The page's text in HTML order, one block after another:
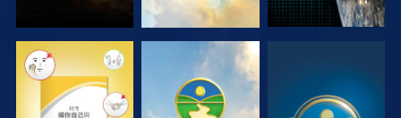
觀看 觀看 觀看